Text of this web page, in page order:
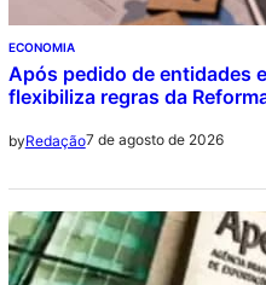
ECONOMIA
Após pedido de entidades
flexibiliza regras da
byRedação7 de agosto de 2026